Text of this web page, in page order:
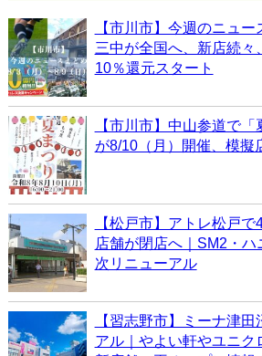
【市川市】今週のニュー
三中が全国へ、新店続々
10％還元スタート
【市川市】中山参道で「
が8/10（月）開催、模擬
【松戸市】アトレ松戸
店舗が閉店へ｜SM2・
次リニューアル
【習志野市】ミーナ津
アル｜やよい軒やユニク